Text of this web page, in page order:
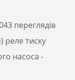
переглядів
реле тиску
насоса -